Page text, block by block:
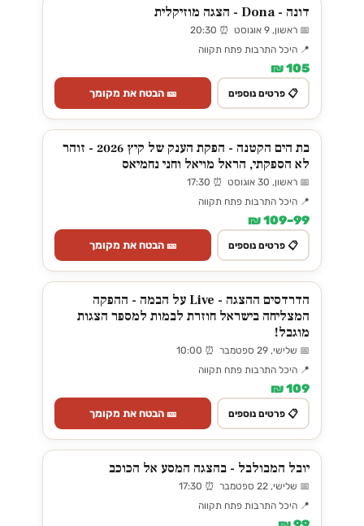
דונה - Dona - הצגה מוזיקלית
📅 ראשון, 9 אוגוסט ⏰ 20:30
📍 היכל התרבות פתח תקווה
105 ₪
📋 פרטים נוספים 🎫 הבטח את מקומך
בת הים הקטנה - הפקת הענק של קיץ 2026 - זוהר
לא הספקתי, הראל מויאל וחני נחמיאס
📅 ראשון, 30 אוגוסט ⏰ 17:30
📍 היכל התרבות פתח תקווה
99–109 ₪
📋 פרטים נוספים 🎫 הבטח את מקומך
הדרדסים ההצגה - Live על הבמה - ההפקה
המצליחה בישראל חוזרת לבמות למספר הצגות
מוגבל!
📅 שלישי, 29 ספטמבר ⏰ 10:00
📍 היכל התרבות פתח תקווה
109 ₪
📋 פרטים נוספים 🎫 הבטח את מקומך
יובל המבולבל - בהצגה המסע אל הכוכב
📅 שלישי, 22 ספטמבר ⏰ 17:30
📍 היכל התרבות פתח תקווה